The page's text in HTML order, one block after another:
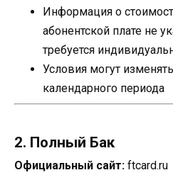
Информация о
абонентской плате не
требуется
Условия могут
календарного периода
2. Полный Бак
Официальный сайт: ftcard.ru